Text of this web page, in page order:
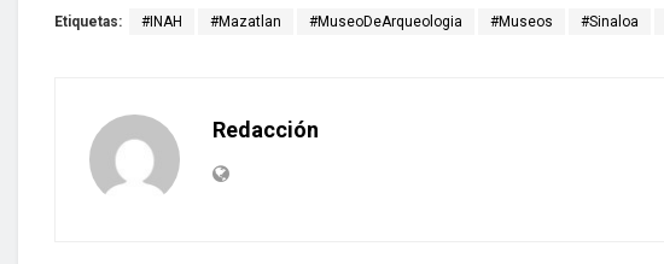
Etiquetas: #INAH #Mazatlan #MuseoDeArqueologia #Museos #Sinaloa
Redacción